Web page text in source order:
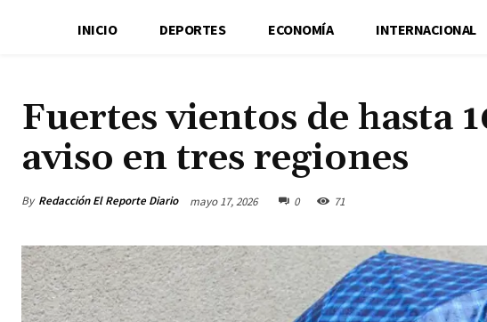
INICIO DEPORTES ECONOMÍA INTERNACIONAL
Fuertes vientos de hasta
aviso en tres regiones
By Redacción El Reporte Diario mayo 17, 2026 0 71